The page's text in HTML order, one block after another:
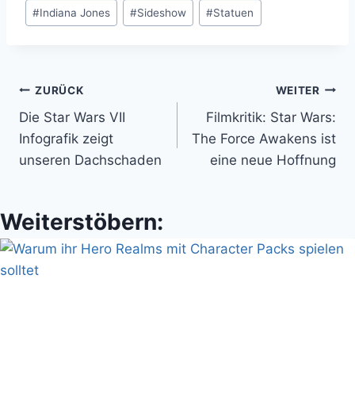
Schlagworte:
#Indiana Jones #Sideshow #Statuen
Beitragsnavigation
ZURÜCK
Die Star Wars VII
Infografik zeigt
unseren Dachschaden
WEITER
Filmkritik: Star Wars:
The Force Awakens ist
eine neue Hoffnung
Weiterstöbern: